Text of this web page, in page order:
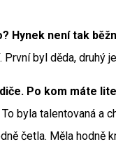
Hynek není tak
byl děda, druhý
Po kom máte
byla talentovaná a
četla. Měla hodně